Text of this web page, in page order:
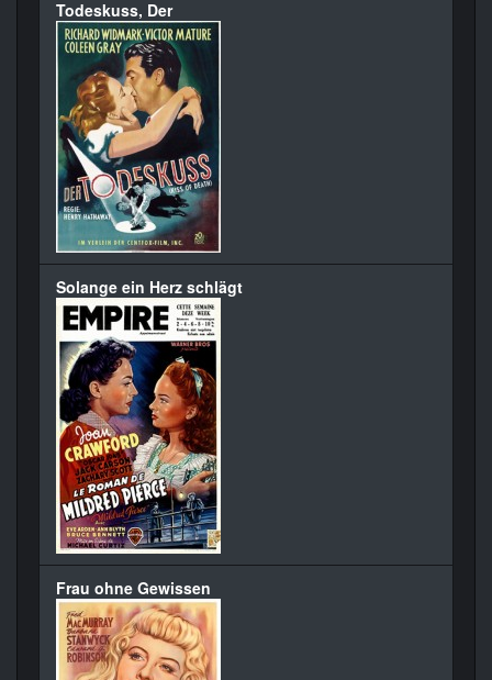
Todeskuss, Der
Solange ein Herz schlägt
Frau ohne Gewissen